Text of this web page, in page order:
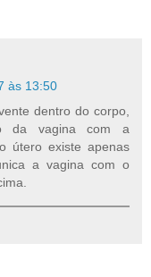
às 13:50
dentro do corpo,
da vagina com a
útero existe apenas
a vagina com o